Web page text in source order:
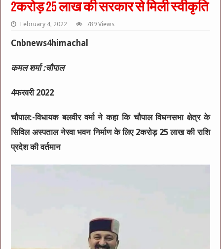
2करोड़ 25 लाख की सरकार से मिली स्वीकृति
February 4, 2022 789 Views
Cnbnews4himachal
कमल शर्मा :चौपाल
4फरवरी 2022
चौपाल:-विधायक बलवीर वर्मा ने कहा कि चौपाल विधनसभा क्षेत्र के
सिविल अस्पताल नेरवा भवन निर्माण के लिए 2करोड़ 25 लाख की राशि
प्रदेश की वर्तमान